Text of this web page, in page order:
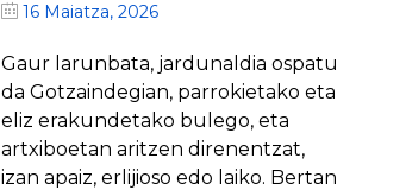
16 Maiatza, 2026
Gaur larunbata, jardunaldia ospatu
da Gotzaindegian, parrokietako eta
eliz erakundetako bulego, eta
artxiboetan aritzen direnentzat,
izan apaiz, erlijioso edo laiko. Bertan